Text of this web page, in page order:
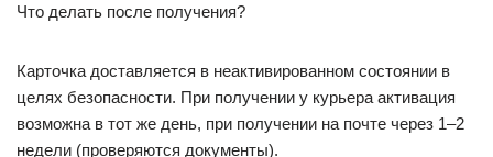
Что делать после получения?
Карточка доставляется в неактивированном состоянии в
целях безопасности. При получении у курьера активация
возможна в тот же день, при получении на почте через 1–2
недели (проверяются документы).